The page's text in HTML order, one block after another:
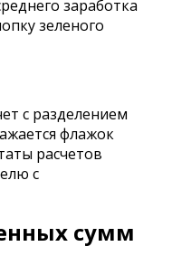
заработка
зеленого
с разделением
флажок
расчетов
с
сумм